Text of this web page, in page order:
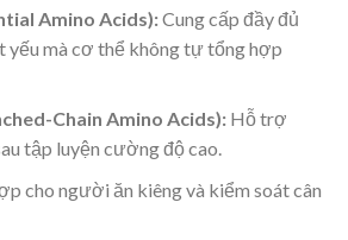
Amino Acids):Cung cấp đầy đủ
yếu mà cơ thể không tự tổng hợp
Chain Amino Acids):Hỗ trợ
tập luyện cường độ cao.
cho người ăn kiêng và kiểm soát cân